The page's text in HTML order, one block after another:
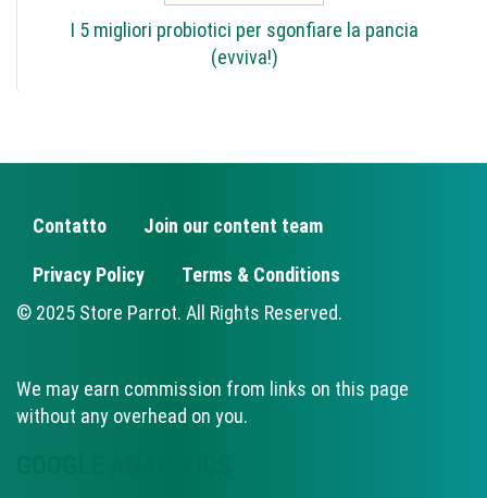
I 5 migliori probiotici per sgonfiare la pancia
(evviva!)
FOOTER
Contatto Join our content team
Privacy Policy
Terms & Conditions
© 2025 Store Parrot. All Rights Reserved.
We may earn commission from links on this page
without any overhead on you.